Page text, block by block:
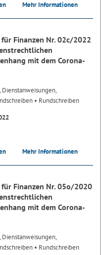
Mehr Informationen
Finanzen Nr. 02c/2022
mit dem Corona-
• Rundschreiben
Mehr Informationen
Finanzen Nr. 05o/2020
mit dem Corona-
• Rundschreiben